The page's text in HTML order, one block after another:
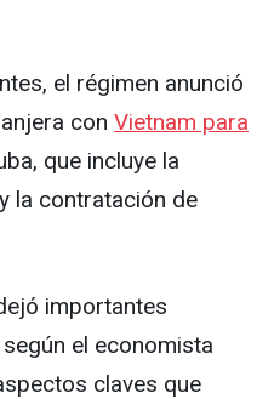
el régimen anunció
con Vietnam para
que incluye la
la contratación de
importantes
el economista
claves que